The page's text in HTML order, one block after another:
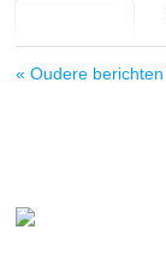
« Oudere berichten